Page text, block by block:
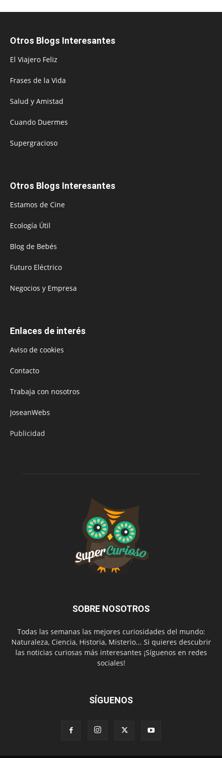
Otros Blogs Interesantes
El Viajero Feliz
Frases de la Vida
Salud y Amistad
Cuando Duermes
Supergracioso
Otros Blogs Interesantes
Estamos de Cine
Ecología Útil
Blog de Bebés
Futuro Eléctrico
Negocios y Empresa
Enlaces de interés
Aviso de cookies
Contacto
Trabaja con nosotros
JoseanWebs
Publicidad
SOBRE NOSOTROS
Todas las semanas las mejores curiosidades del mundo:
Naturaleza, Ciencia, Historia, Misterio... Si quieres descubrir
las noticias curiosas más interesantes ¡Síguenos en redes
sociales!
SÍGUENOS